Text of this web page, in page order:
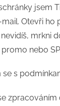
jsem
Otevři ho
mrkni
nebo
s
zpracováním